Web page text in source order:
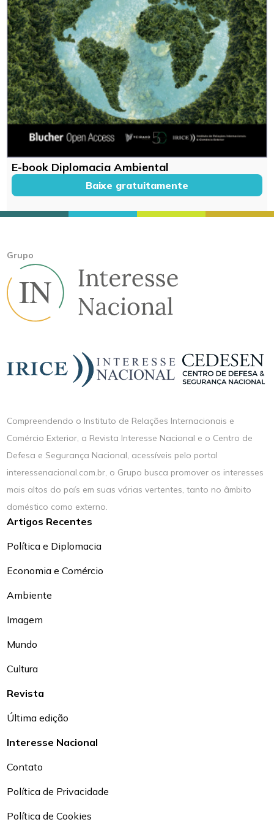
E-book Diplomacia Ambiental
Baixe gratuitamente
Grupo
Compreendendo o Instituto de Relações Internacionais e
Comércio Exterior, a Revista Interesse Nacional e o Centro de
Defesa e Segurança Nacional, acessíveis pelo portal
interessenacional.com.br, o Grupo busca promover os interesses
mais altos do país em suas várias vertentes, tanto no âmbito
doméstico como externo.
Artigos Recentes
Política e Diplomacia
Economia e Comércio
Ambiente
Imagem
Mundo
Cultura
Revista
Última edição
Interesse Nacional
Contato
Política de Privacidade
Política de Cookies